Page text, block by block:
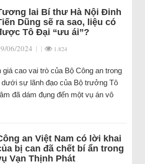
lai Bí thư Hà Nội Đinh
Dũng sẽ ra sao, liệu có
Tô Đại “ưu ái”?
06/2024 | | 1.824
cao vai trò của Bộ Công an trong
dưới sự lãnh đạo của Bộ trưởng Tô
đã dám đụng đến một vụ án vô
an Việt Nam có lời khai
bị can đã chết bí ẩn trong
Vạn Thịnh Phát